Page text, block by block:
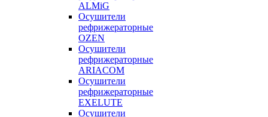
ALMiG
Осушители
рефрижераторные
OZEN
Осушители
рефрижераторные
ARIACOM
Осушители
рефрижераторные
EXELUTE
Осушители